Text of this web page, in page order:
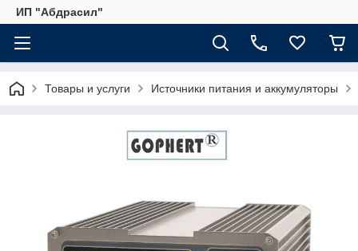
ИП "Абдрасил"
Товары и услуги Источники питания и аккумуляторы